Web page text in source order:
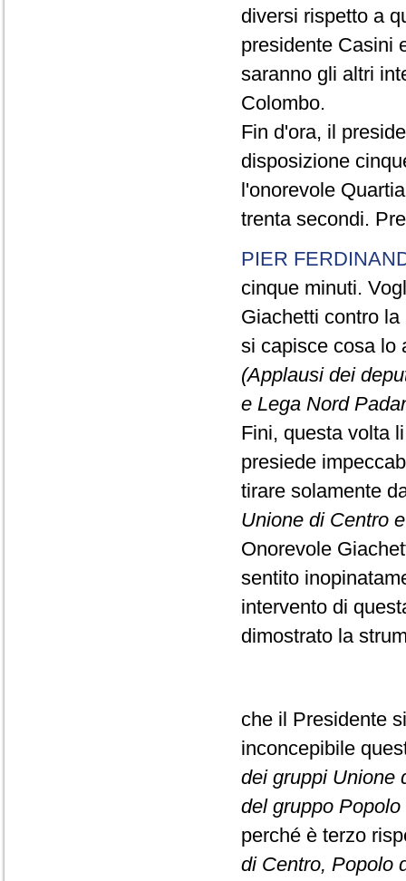
diversi rispetto a
presidente Casini
saranno gli altri
Colombo.
Fin d'ora, il
disposizione
l'onorevole
trenta secondi.
PIER
cinque minuti.
Giachetti contro
si capisce cosa lo
(Applausi dei
e Lega Nord
Fini, questa volta
presiede
tirare solamente
Unione di Centro
Onorevole
sentito
intervento di
dimostrato la
che il Presidente
inconcepibile
dei gruppi Unione
del gruppo
perché è terzo
di Centro, Popolo